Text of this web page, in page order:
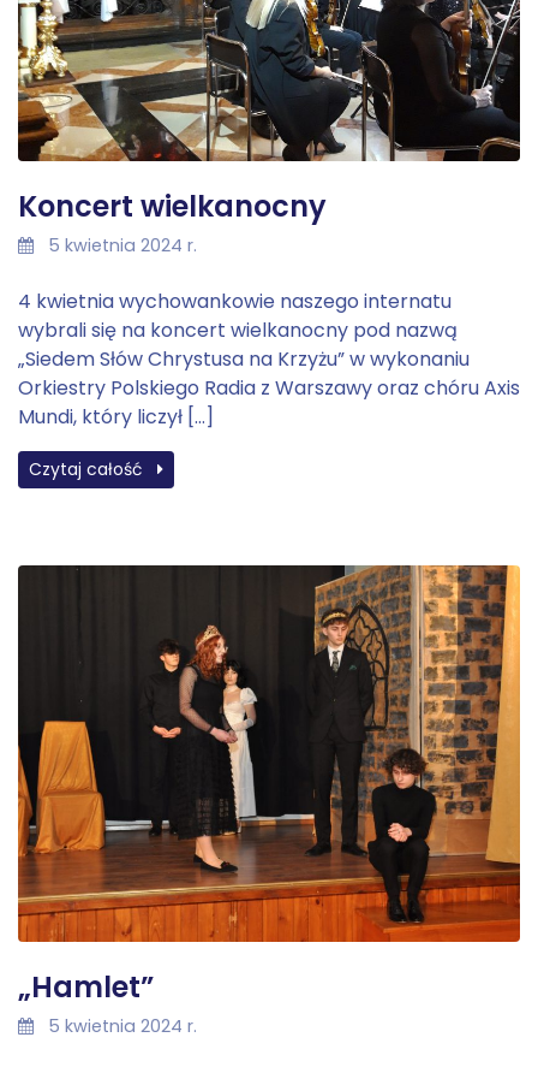
Koncert wielkanocny
5 kwietnia 2024 r.
4 kwietnia wychowankowie naszego internatu
wybrali się na koncert wielkanocny pod nazwą
„Siedem Słów Chrystusa na Krzyżu” w wykonaniu
Orkiestry Polskiego Radia z Warszawy oraz chóru Axis
Mundi, który liczył […]
Czytaj całość
„Hamlet”
5 kwietnia 2024 r.